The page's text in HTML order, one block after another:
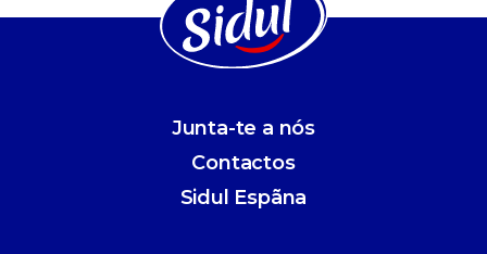
Junta-te a nós
Contactos
Sidul Espãna